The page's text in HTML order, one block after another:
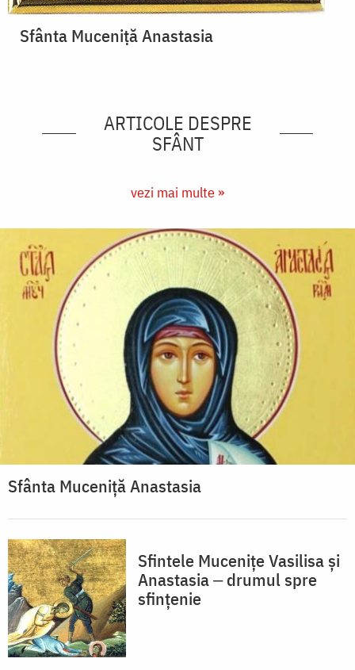
Sfânta Muceniță Anastasia
ARTICOLE DESPRE
SFÂNT
vezi mai multe »
Sfânta Muceniță Anastasia
Sfintele Mucenițe Vasilisa și
Anastasia ‒ drumul spre
sfințenie